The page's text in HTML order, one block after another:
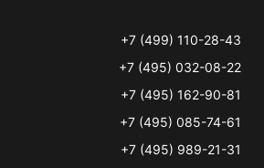
+7 (499) 110-28-43
+7 (495) 032-08-22
+7 (495) 162-90-81
+7 (495) 085-74-61
+7 (495) 989-21-31